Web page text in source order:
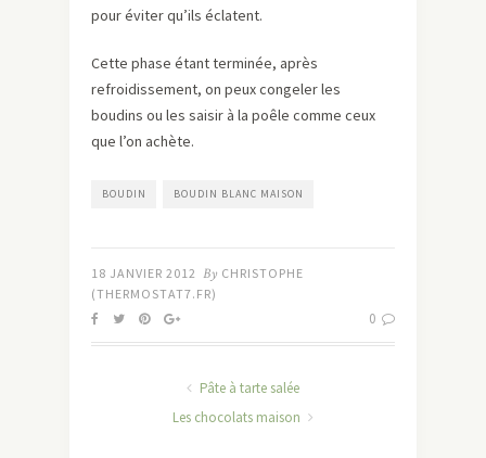
pour éviter qu’ils éclatent.
Cette phase étant terminée, après
refroidissement, on peux congeler les
boudins ou les saisir à la poêle comme ceux
que l’on achète.
BOUDIN BOUDIN BLANC MAISON
18 JANVIER 2012 By CHRISTOPHE
(THERMOSTAT7.FR)
0
Pâte à tarte salée
Les chocolats maison